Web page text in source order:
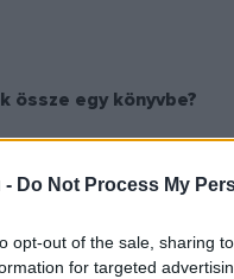
- Do Not Process My
opt-out of the sale, sharing
for targeted
egy könyvbe?
arról, hogy az
fel akartuk hívni a
másrészt azt
Egyfajta erkölcsi